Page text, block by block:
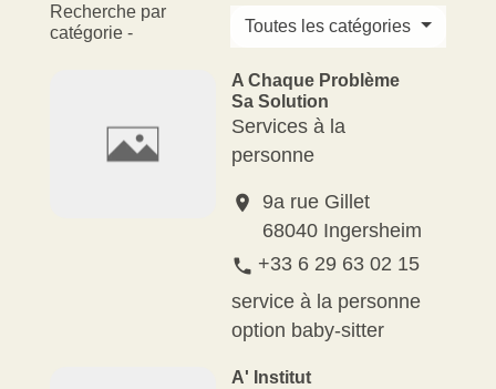
Recherche par
catégorie -
Toutes les catégories
A Chaque Problème
Sa Solution
Services à la
personne
location_on
9a rue Gillet
68040 Ingersheim
phone +33 6 29 63 02 15
service à la personne
option baby-sitter
A' Institut